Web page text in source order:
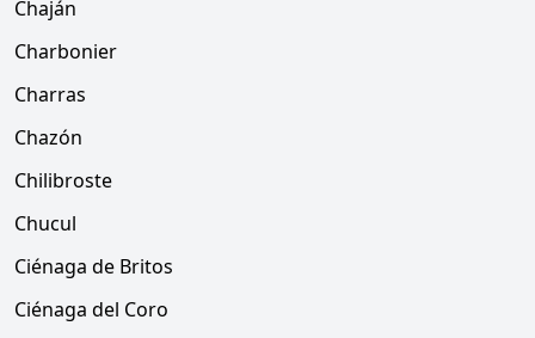
Chaján
Charbonier
Charras
Chazón
Chilibroste
Chucul
Ciénaga de Britos
Ciénaga del Coro